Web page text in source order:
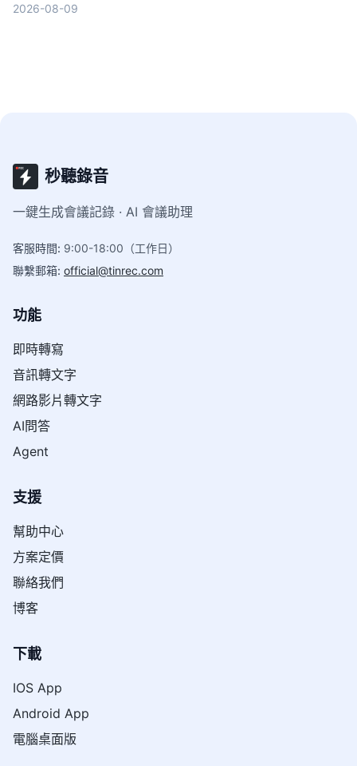
2026-08-09
秒聽錄音
一鍵生成會議記錄 · AI 會議助理
客服時間: 9:00-18:00（工作日）
聯繫郵箱: official@tinrec.com
功能
即時轉寫
音訊轉文字
網路影片轉文字
AI問答
Agent
支援
幫助中心
方案定價
聯絡我們
博客
下載
IOS App
Android App
電腦桌面版